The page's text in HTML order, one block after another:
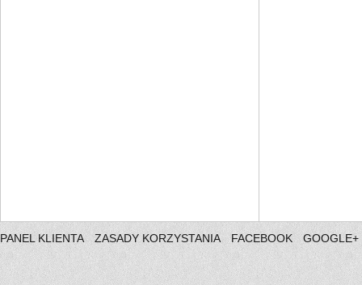
PANEL KLIENTA ZASADY KORZYSTANIA FACEBOOK GOOGLE+